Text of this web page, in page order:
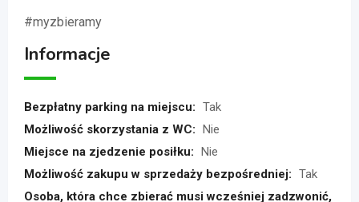
#myzbieramy
Informacje
Bezpłatny parking na miejscu: Tak
Możliwość skorzystania z WC: Nie
Miejsce na zjedzenie posiłku: Nie
Możliwość zakupu w sprzedaży bezpośredniej: Tak
Osoba, która chce zbierać musi wcześniej zadzwonić,